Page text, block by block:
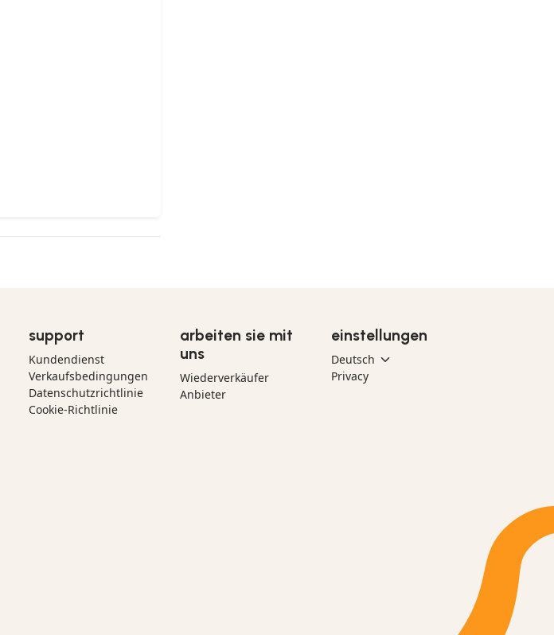
support
Kundendienst
Verkaufsbedingungen
Datenschutzrichtlinie
Cookie-Richtlinie
arbeiten sie mit
uns
Wiederverkäufer
Anbieter
einstellungen
Privacy